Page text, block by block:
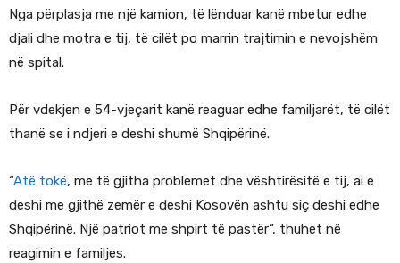
Nga përplasja me një kamion, të lënduar kanë mbetur edhe
djali dhe motra e tij, të cilët po marrin trajtimin e nevojshëm
në spital.
Për vdekjen e 54-vjeçarit kanë reaguar edhe familjarët, të cilët
thanë se i ndjeri e deshi shumë Shqipërinë.
“Atë tokë, me të gjitha problemet dhe vështirësitë e tij, ai e
deshi me gjithë zemër e deshi Kosovën ashtu siç deshi edhe
Shqipërinë. Një patriot me shpirt të pastër”, thuhet në
reagimin e familjes.